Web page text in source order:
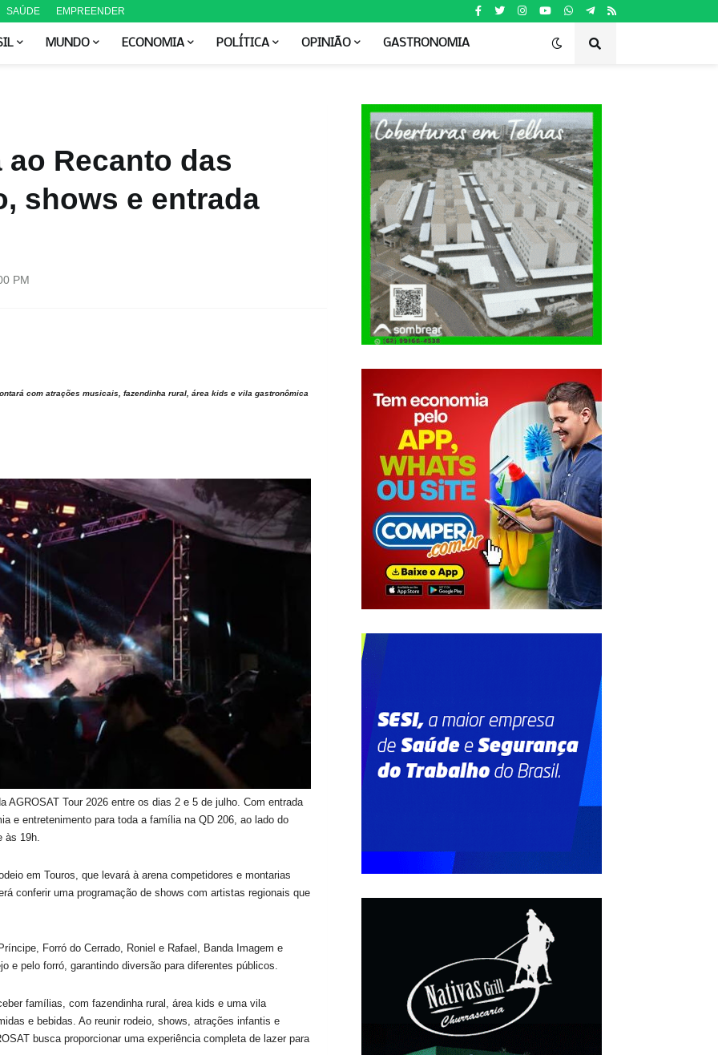
SAÚDE EMPREENDER
MUNDO ECONOMIA POLÍTICA OPINIÃO GASTRONOMIA
ao Recanto das
shows e entrada
PM
com atrações musicais, fazendinha rural, área kids e vila gastronômica
Tour 2026 entre os dias 2 e 5 de julho. Com entrada
e entretenimento para toda a família na QD 206, ao lado do
às 19h.
em Touros, que levará à arena competidores e montarias
conferir uma programação de shows com artistas regionais que
Forró do Cerrado, Roniel e Rafael, Banda Imagem e
e pelo forró, garantindo diversão para diferentes públicos.
famílias, com fazendinha rural, área kids e uma vila
e bebidas. Ao reunir rodeio, shows, atrações infantis e
busca proporcionar uma experiência completa de lazer para